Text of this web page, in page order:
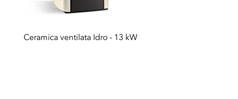
Vista rapida
Ceramica ventilata Idro - 13 kW